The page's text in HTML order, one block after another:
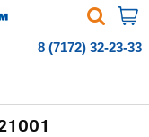
8 (7172) 32-23-33